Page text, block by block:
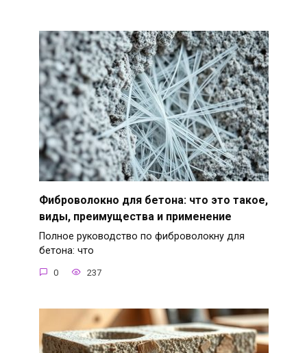
Фиброволокно для бетона: что это такое,
виды, преимущества и применение
Полное руководство по фиброволокну для
бетона: что
0 237